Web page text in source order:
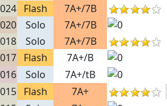
Flash
7A+/7B
Solo
7A+/7B
Solo
7A+/7B
Flash
7A+/B
Solo
7A+/tB
Flash
7A+